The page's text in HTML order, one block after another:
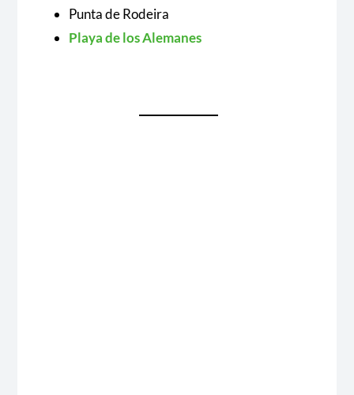
Punta de Rodeira
Playa de los Alemanes